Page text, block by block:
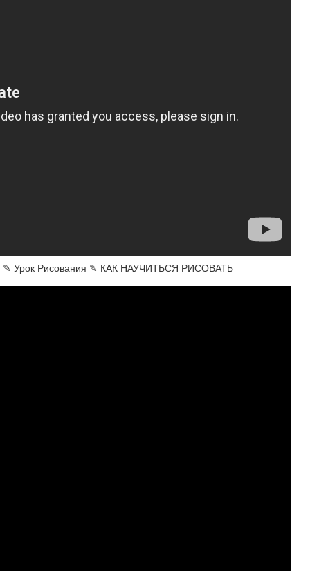
Рисования ✎ КАК НАУЧИТЬСЯ РИСОВАТЬ